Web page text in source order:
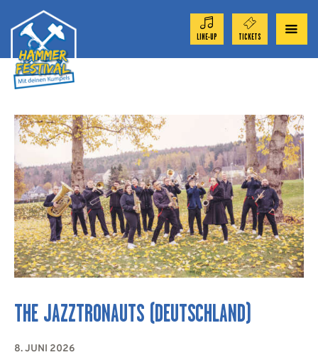
LINE-UP TICKETS
ORCHESTER 2026
TICKET-SHOP
FESTIVAL
AKTUELL
SPONSOREN
APP
THE JAZZTRONAUTS (DEUTSCHLAND)
8. JUNI 2026